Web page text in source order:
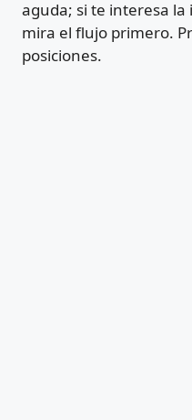
aguda; si te interesa
mira el flujo primero.
posiciones.